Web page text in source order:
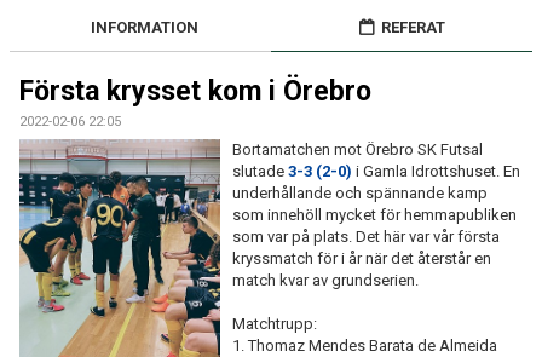
KONTAKT
INFORMATION REFERAT
Första krysset kom i Örebro
2022-02-06 22:05
Bortamatchen mot Örebro SK Futsal
slutade3-3 (2-0) i Gamla Idrottshuset. En
underhållande och spännande kamp
som innehöll mycket för hemmapubliken
som var på plats. Det här var vår första
kryssmatch för i år när det återstår en
match kvar av grundserien.
Matchtrupp:
1. Thomaz Mendes Barata de Almeida